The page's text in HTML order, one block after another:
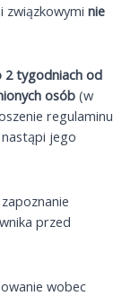
związkowymi nie
2 tygodniach od
osób (w
regulaminu
jego
przed
wobec